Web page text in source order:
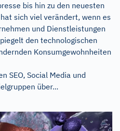
bis hin zu den neuesten
sich viel verändert, wenn es
und Dienstleistungen
den technologischen
Konsumgewohnheiten
SEO, Social Media und
über...